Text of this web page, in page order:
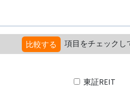
比較する 項目をチェックし
東証REIT